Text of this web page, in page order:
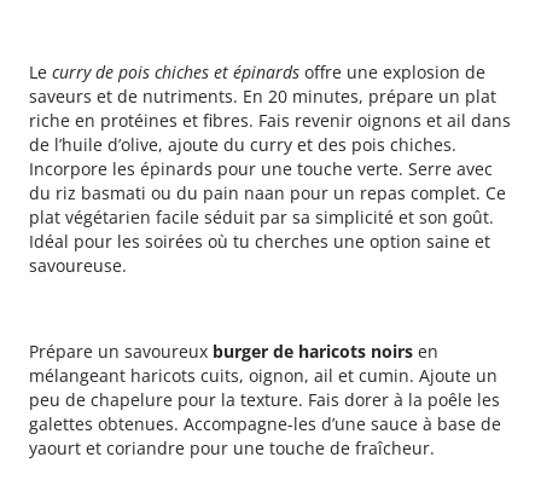
Le curry de pois chiches et épinards offre une explosion de
saveurs et de nutriments. En 20 minutes, prépare un plat
riche en protéines et fibres. Fais revenir oignons et ail dans
de l’huile d’olive, ajoute du curry et des pois chiches.
Incorpore les épinards pour une touche verte. Serre avec
du riz basmati ou du pain naan pour un repas complet. Ce
plat végétarien facile séduit par sa simplicité et son goût.
Idéal pour les soirées où tu cherches une option saine et
savoureuse.
Prépare un savoureux burger de haricots noirs en
mélangeant haricots cuits, oignon, ail et cumin. Ajoute un
peu de chapelure pour la texture. Fais dorer à la poêle les
galettes obtenues. Accompagne-les d’une sauce à base de
yaourt et coriandre pour une touche de fraîcheur.